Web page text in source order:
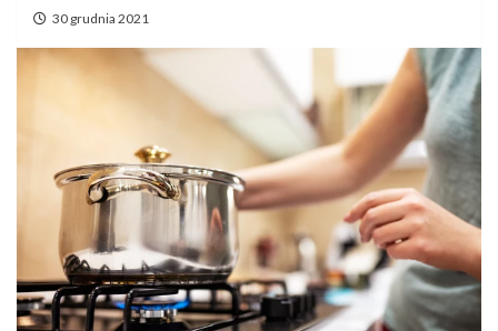
30 grudnia 2021